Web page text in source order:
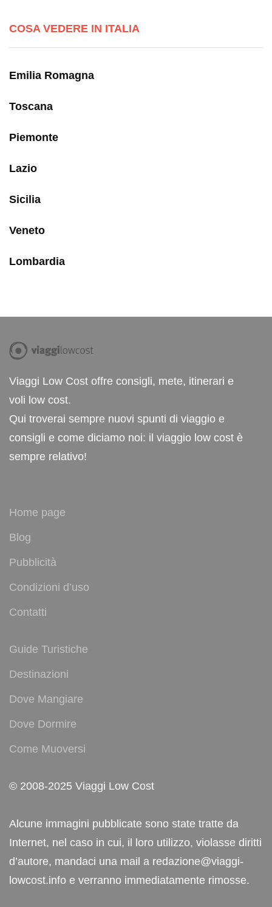
COSA VEDERE IN ITALIA
Emilia Romagna
Toscana
Piemonte
Lazio
Sicilia
Veneto
Lombardia
Viaggi Low Cost offre consigli, mete, itinerari e
voli low cost.
Qui troverai sempre nuovi spunti di viaggio e
consigli e come diciamo noi: il viaggio low cost è
sempre relativo!
Home page
Blog
Pubblicità
Condizioni d’uso
Contatti
Guide Turistiche
Destinazioni
Dove Mangiare
Dove Dormire
Come Muoversi
© 2008-2025 Viaggi Low Cost
Alcune immagini pubblicate sono state tratte da
Internet, nel caso in cui, il loro utilizzo, violasse diritti
d’autore, mandaci una mail a redazione@viaggi-
lowcost.info e verranno immediatamente rimosse.